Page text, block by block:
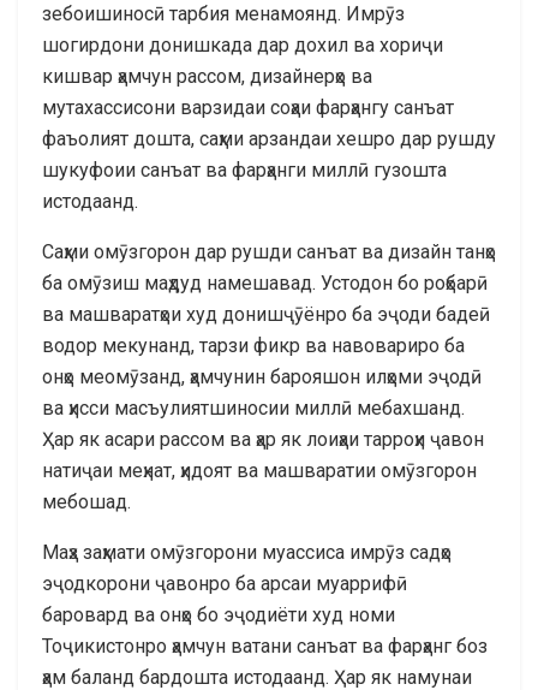
зебоишиносӣ тарбия менамоянд. Имрӯз
шогирдони донишкада дар дохил ва хориҷи
кишвар ҳамчун рассом, дизайнерҳо ва
мутахассисони варзидаи соҳаи фарҳангу санъат
фаъолият дошта, саҳми арзандаи хешро дар рушду
шукуфоии санъат ва фарҳанги миллӣ гузошта
истодаанд.
Саҳми омӯзгорон дар рушди санъат ва дизайн танҳо
ба омӯзиш маҳдуд намешавад. Устодон бо роҳбарӣ
ва машваратҳои худ донишҷӯёнро ба эҷоди бадеӣ
водор мекунанд, тарзи фикр ва навовариро ба
онҳо меомӯзанд, ҳамчунин барояшон илҳоми эҷодӣ
ва ҳисси масъулиятшиносии миллӣ мебахшанд.
Ҳар як асари рассом ва ҳар як лоиҳаи тарроҳи ҷавон
натиҷаи меҳнат, ҳидоят ва машваратии омӯзгорон
мебошад.
Маҳз заҳмати омӯзгорони муассиса имрӯз садҳо
эҷодкорони ҷавонро ба арсаи муаррифӣ
баровард ва онҳо бо эҷодиёти худ номи
Тоҷикистонро ҳамчун ватани санъат ва фарҳанг боз
ҳам баланд бардошта истодаанд. Ҳар як намунаи